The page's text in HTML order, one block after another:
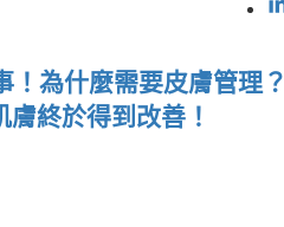
！為什麼需要皮膚管理？
膚終於得到改善！